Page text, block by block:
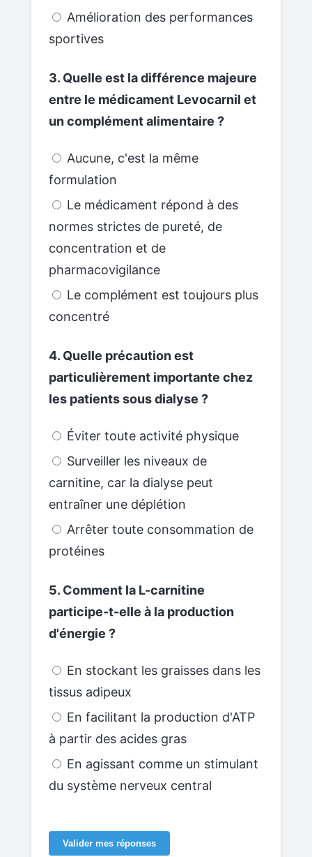
Amélioration des performances
sportives
3. Quelle est la différence majeure
entre le médicament Levocarnil et
un complément alimentaire ?
Aucune, c'est la même
formulation
Le médicament répond à des
normes strictes de pureté, de
concentration et de
pharmacovigilance
Le complément est toujours plus
concentré
4. Quelle précaution est
particulièrement importante chez
les patients sous dialyse ?
Éviter toute activité physique
Surveiller les niveaux de
carnitine, car la dialyse peut
entraîner une déplétion
Arrêter toute consommation de
protéines
5. Comment la L-carnitine
participe-t-elle à la production
d'énergie ?
En stockant les graisses dans les
tissus adipeux
En facilitant la production d'ATP
à partir des acides gras
En agissant comme un stimulant
du système nerveux central
Valider mes réponses